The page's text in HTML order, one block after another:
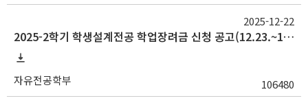
2025-2학기 학생설계전공 학업장려금 신청 공고(12.23.~1.9.)
자유전공학부 106480
2025-12-22